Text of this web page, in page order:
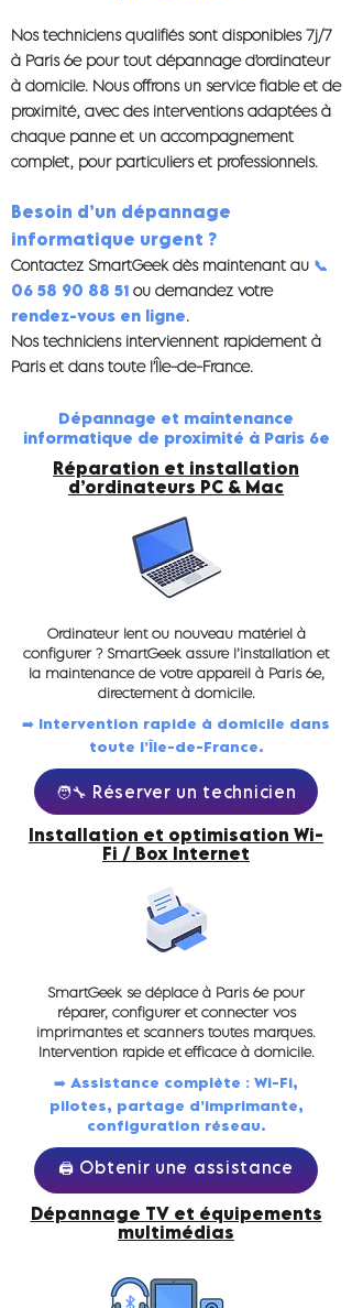
Nos techniciens qualifiés sont disponibles 7j/7
à Paris 6e pour tout dépannage d’ordinateur
à domicile. Nous offrons un service fiable et de
proximité, avec des interventions adaptées à
chaque panne et un accompagnement
complet, pour particuliers et professionnels.
Besoin d’un dépannage
informatique urgent ?
Contactez SmartGeek dès maintenant au 📞
06 58 90 88 51 ou demandez votre
rendez-vous en ligne.
Nos techniciens interviennent rapidement à
Paris et dans toute l’Île-de-France.
Dépannage et maintenance
informatique de proximité à Paris 6e
Réparation et installation
d’ordinateurs PC & Mac
Ordinateur lent ou nouveau matériel à
configurer ? SmartGeek assure l’installation et
la maintenance de votre appareil à Paris 6e,
directement à domicile.
➡️ Intervention rapide à domicile dans
toute l’Île-de-France.
🧑‍🔧 Réserver un technicien
Installation et optimisation Wi-
Fi / Box Internet
SmartGeek se déplace à Paris 6e pour
réparer, configurer et connecter vos
imprimantes et scanners toutes marques.
Intervention rapide et efficace à domicile.
➡️ Assistance complète : Wi-Fi,
pilotes, partage d’imprimante,
configuration réseau.
🖨️ Obtenir une assistance
Dépannage TV et équipements
multimédias